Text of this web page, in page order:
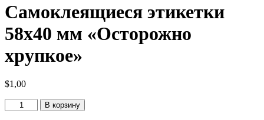
Самоклеящиеся этикетки
58х40 мм «Осторожно
хрупкое»
$1,00
Количество
товара
В корзину